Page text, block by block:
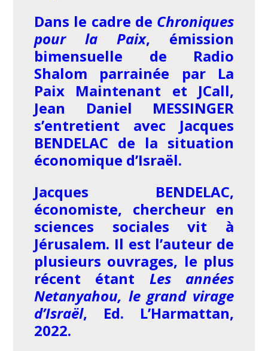
Dans le cadre de Chroniques
pour la Paix, émission
bimensuelle de Radio
Shalom parrainée par La
Paix Maintenant et JCall,
Jean Daniel MESSINGER
s’entretient avec Jacques
BENDELAC de la situation
économique d’Israël.
Jacques BENDELAC,
économiste, chercheur en
sciences sociales vit à
Jérusalem. Il est l’auteur de
plusieurs ouvrages, le plus
récent étant Les années
Netanyahou, le grand virage
d’Israël, Ed. L’Harmattan,
2022.